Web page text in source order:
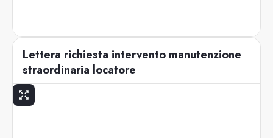
Lettera richiesta intervento manutenzione
straordinaria locatore